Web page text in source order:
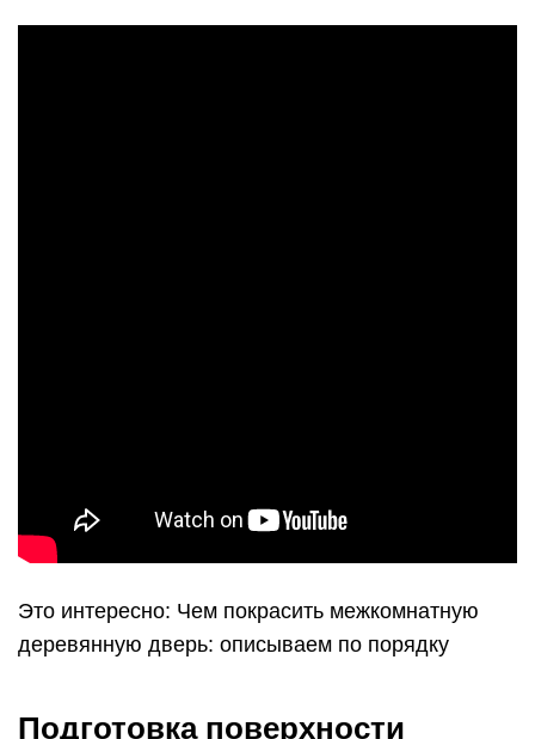
Это интересно: Чем покрасить межкомнатную
деревянную дверь: описываем по порядку
Подготовка поверхности